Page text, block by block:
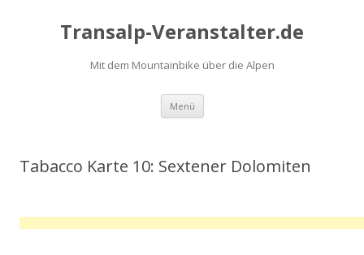
Transalp-Veranstalter.de
Mit dem Mountainbike über die Alpen
Menü Zum
springen
Tabacco Karte 10: Sextener Dolomiten